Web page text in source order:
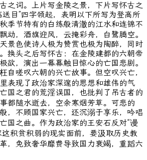
词。上片写金陵之景，下片写怀古之
目”四字领起，表明以下所写为登高所
季节特有的白练般清澈的江水和连锦不
动，酒旗迎风，云掩彩舟，白鹭腾空。
景色使诗人极为赞赏也极为陶醉，同时
换头之后写怀古：在金陵建都的六朝帝
欲，演出一幕幕触目惊心的亡国悲剧。
自嗟叹六朝的兴亡故事。但空叹兴亡，
表现了政治家深邃的思想和雄伟的气
国之君的荒淫误国，也批判了吊古者的
都随水逝去，空余寒烟芳草。可悲的
，不顾国家兴亡，还沉溺于享乐，吟唱
国之曲。作为政治家的王安石反对“谩
这积贫积弱的现实面前，要汲取历史教
，免致奢华靡费导致国力衰竭，重蹈六